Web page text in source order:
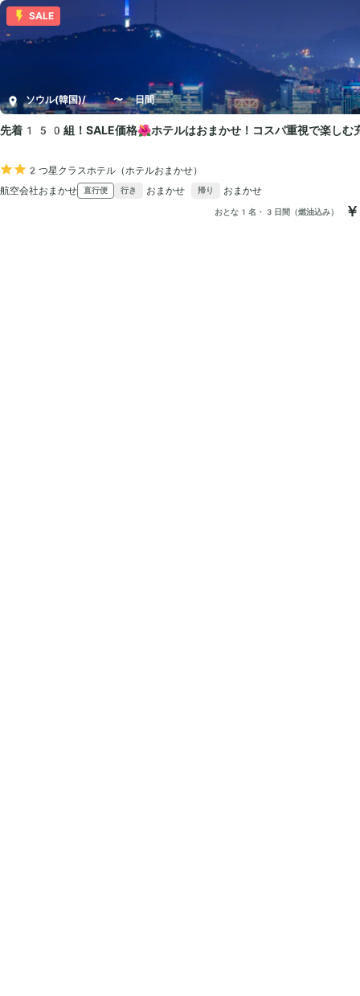
SALE
ソウル(韓国)/ 3〜4日間
先着150組！SALE価格🌺ホテルはおまかせ！コスパ重視で楽しむ
2つ星クラスホテル（ホテルおまかせ）
航空会社おまかせ
直行便 行き おまかせ 帰り おまかせ
おとな1名・3日間（燃油込み）